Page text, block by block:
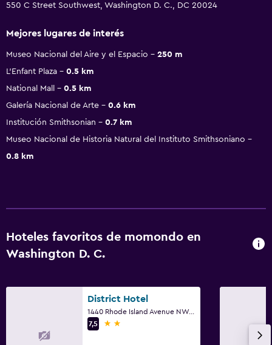
550 C Street Southwest, Washington D. C., DC 20024
Mejores lugares de interés
Museo Nacional del Aire y el Espacio
250 m
L'Enfant Plaza
0.5 km
National Mall
0.5 km
Galería Nacional de Arte
0.6 km
Institución Smithsonian
0.7 km
Museo Nacional de Historia Natural del Instituto Smithsoniano
0.8 km
Hoteles favoritos de momondo en
Washington D. C.
District Hotel
7,5
2 estrellas